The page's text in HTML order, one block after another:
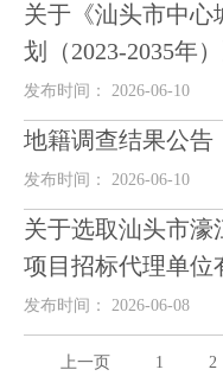
关于《汕头市中心
划（2023-2035年
发布时间： 2026-06-10
地籍调查结果公告
发布时间： 2026-06-10
关于选取汕头市濠
项目招标代理单位
发布时间： 2026-06-08
上一页 1 2